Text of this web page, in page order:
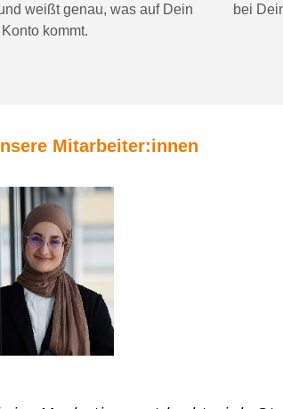
weißtgenau, was auf Dein
Konto kommt.
bei
Mitarbeiter:innen